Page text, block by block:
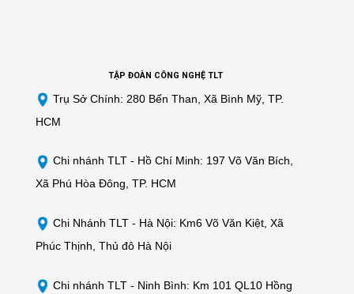
TẬP ĐOÀN CÔNG NGHỆ TLT
Trụ Sở Chính: 280 Bến Than, Xã Bình Mỹ, TP.
HCM
Chi nhánh TLT - Hồ Chí Minh: 197 Võ Văn Bích,
Xã Phú Hòa Đông, TP. HCM
Chi Nhánh TLT - Hà Nội: Km6 Võ Văn Kiệt, Xã
Phúc Thịnh, Thủ đô Hà Nội
Chi nhánh TLT - Ninh Bình: Km 101 QL10 Hồng